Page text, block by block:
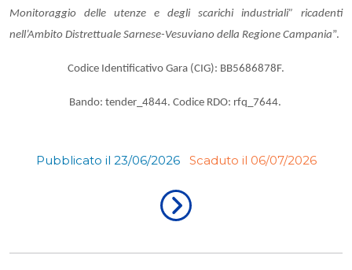
Monitoraggio delle utenze e degli scarichi industriali” ricadenti
nell’Ambito Distrettuale Sarnese-Vesuviano della Regione Campania”.
Codice Identificativo Gara (CIG): BB5686878F.
Bando: tender_4844. Codice RDO: rfq_7644.
Pubblicato il 23/06/2026 Scaduto il 06/07/2026